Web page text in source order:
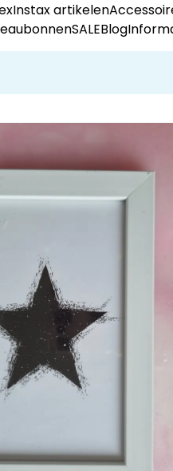
Instax artikelen
SALEBlog